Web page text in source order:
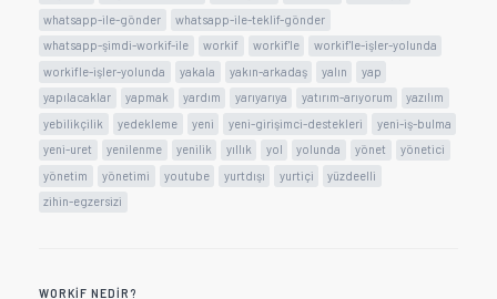
whatsapp-ile-gönder
whatsapp-ile-teklif-gönder
whatsapp-şimdi-workif-ile
workif workif'le
workif'le-işler-yolunda
workifle-işler-yolunda
yakala yakın-arkadaş yalın
yap
yapılacaklar
yapmak yardım yarıyarıya yatırım-arıyorum
yazılım
yebilikçilik
yedekleme yeni yeni-girişimci-destekleri
yeni-iş-bulma
yeni-uret
yenilenme yenilik yıllık yol yolunda yönet
yönetici
yönetim
yönetimi youtube yurtdışı yurtiçi
yüzdeelli
zihin-egzersizi
WORKIF NEDIR?